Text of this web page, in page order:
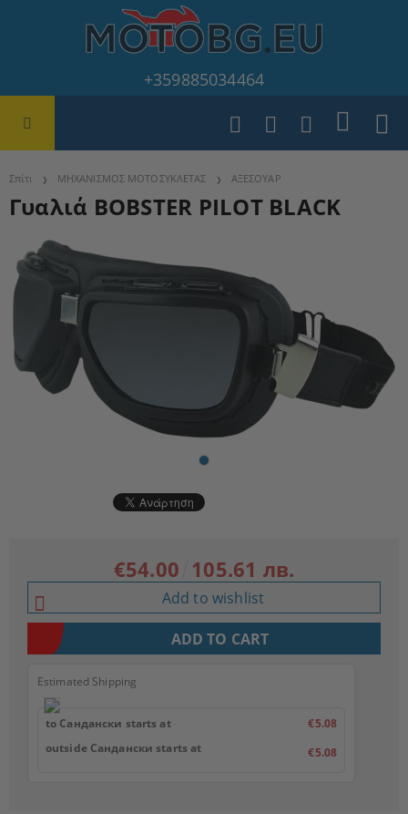
+359885034464
Σπίτι ΜΗΧΑΝΙΣΜΟΣ ΜΟΤΟΣΥΚΛΕΤΑΣ ΑΞΕΣΟΥΑΡ
Γυαλιά BOBSTER PILOT BLACK
€54.00 105.61 лв.
Add to wishlist
Estimated Shipping
to Сандански starts at
€5.08
outside Сандански starts at
€5.08